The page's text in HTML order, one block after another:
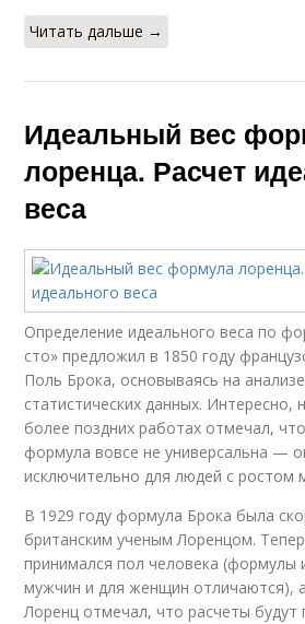
Читать дальше →
Идеальный вес
лоренца. Расчет
веса
Определение идеального веса по
сто» предложил в 1850 году
Поль Брока, основываясь на
статистических данных. Интересно,
более поздних работах отмечал,
формула вовсе не универсальна —
исключительно для людей с ростом
В 1929 году формула Брока была
британским ученым Лоренцом.
принимался пол человека (формулы
мужчин и для женщин отличаются),
Лоренц отмечал, что расчеты будут